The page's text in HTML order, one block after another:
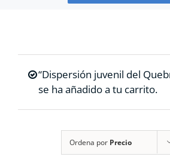
COLABORA
“Dispersión juvenil del
se ha añadido a tu carrito.
Ordena por Precio